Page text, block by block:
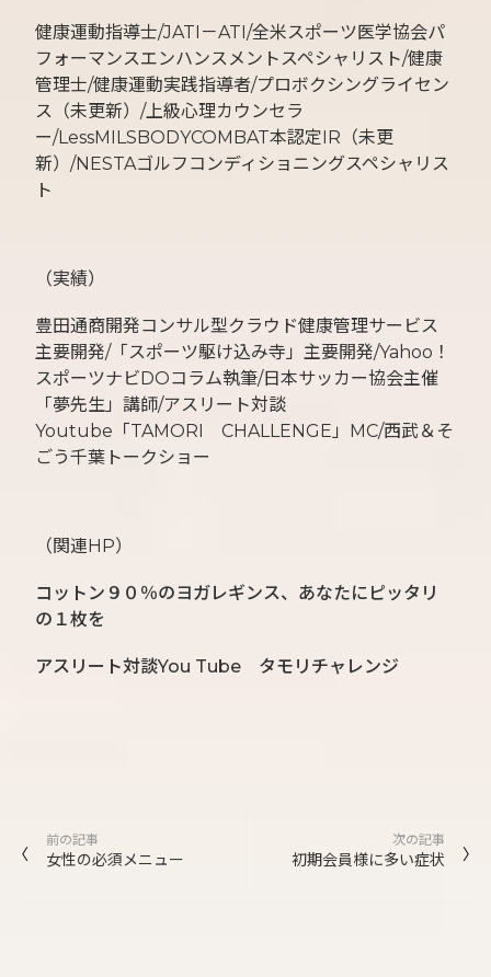
健康運動指導士/JATI－ATI/全米スポーツ医学協会パ
フォーマンスエンハンスメントスペシャリスト/健康
管理士/健康運動実践指導者/プロボクシングライセン
ス（未更新）/上級心理カウンセラ
ー/LessMILSBODYCOMBAT本認定IR（未更
新）/NESTAゴルフコンディショニングスペシャリス
ト
（実績）
豊田通商開発コンサル型クラウド健康管理サービス
主要開発/「スポーツ駆け込み寺」主要開発/Yahoo！
スポーツナビDOコラム執筆/日本サッカー協会主催
「夢先生」講師/アスリート対談
Youtube「TAMORI CHALLENGE」MC/西武＆そ
ごう千葉トークショー
（関連HP）
コットン９０％のヨガレギンス、あなたにピッタリ
の１枚を
アスリート対談You Tube タモリチャレンジ
稿
前の記事
女性の必須メニュー
次の記事
初期会員様に多い症状